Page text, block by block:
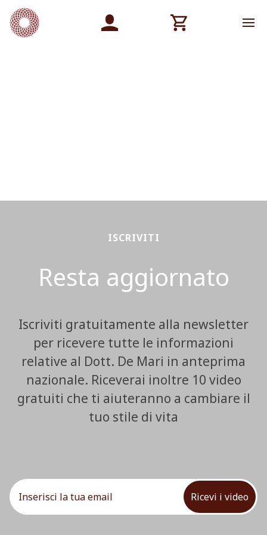
ISCRIVITI
Resta aggiornato
Iscriviti gratuitamente alla newsletter
per ricevere tutte le informazioni
relative al Dott. De Mari in anteprima
nazionale. Riceverai inoltre 10 video
gratuiti che ti aiuteranno a cambiare il
tuo stile di vita
Ricevi i video